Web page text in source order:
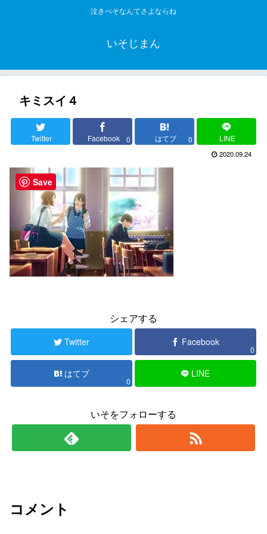
泣きべそなんてさよならね
いそじまん
キミスイ４
Twitter Facebook 0 はてブ 0 LINE
2020.09.24
シェアする
Twitter Facebook
0
はてブ
0
LINE
いそをフォローする
コメント
Save